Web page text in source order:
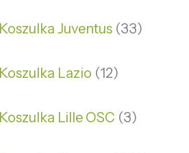
Koszulka Juventus 33
Koszulka Lazio 12
Koszulka Lille OSC 3